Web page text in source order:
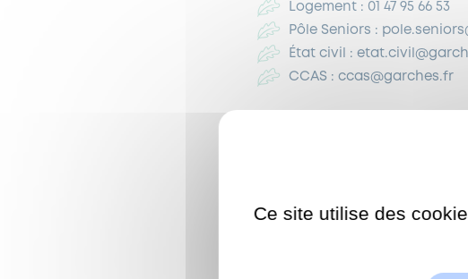
Logement : 01 47 95 66 53
Pôle Seniors :
État civil :
CCAS : ccas@garches.fr
Ce site utilise des